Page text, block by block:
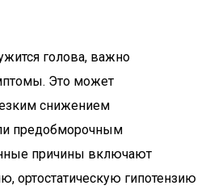
голова, важно
Это может
снижением
предобморочным
причины включают
ортостатическую гипотензию